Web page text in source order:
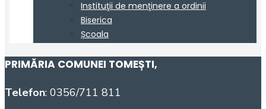
PRIMĂRIA COMUNEI TOMEȘTI,
Telefon: 0356/711 811